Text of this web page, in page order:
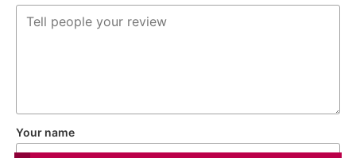
Your name